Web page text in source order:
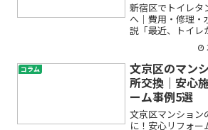
新宿区でトイレタ
へ｜費用・修理・
説「最近、トイレ
不安…」「トイ
れど、修理と交
「費用や業者選び
配」──そんなお
コラム
文京区のマン
所交換｜安心
ーム事例5選
文京区マンション
に！安心リフォ